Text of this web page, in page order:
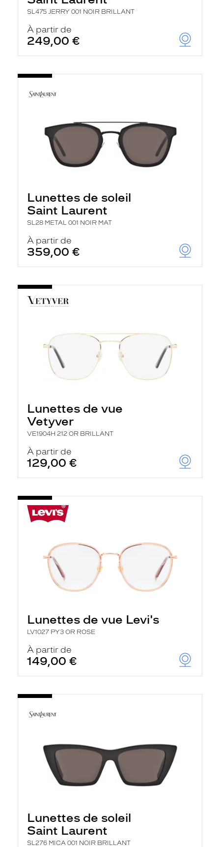
SL475 JERRY 001 NOIR BRILLANT
À partir de
249,00 €
Lunettes de soleil
Saint Laurent
SL28 METAL 001 NOIR MAT
À partir de
359,00 €
Lunettes de vue
Vetyver
VE1904H 212 OR BRILLANT
À partir de
129,00 €
Lunettes de vue Levi's
LV1027 PY3 OR ROSE
À partir de
149,00 €
Lunettes de soleil
Saint Laurent
SL276 MICA 001 NOIR BRILLANT